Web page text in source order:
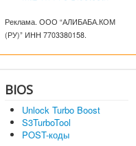
Реклама. ООО “АЛИБАБА.КОМ
(РУ)” ИНН 7703380158.
BIOS
Unlock Turbo Boost
S3TurboTool
POST-коды